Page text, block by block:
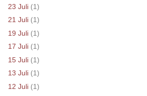
23 Juli (1)
21 Juli (1)
19 Juli (1)
17 Juli (1)
15 Juli (1)
13 Juli (1)
12 Juli (1)